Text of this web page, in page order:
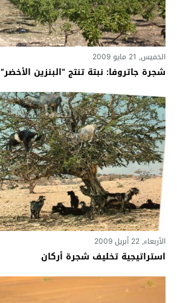
الخميس, 21 مايو 2009
شجرة جاتروفا: نبتة تنتج “البنزين الأخضر”
الأربعاء, 22 أبريل 2009
استراتيجية تخليف شجرة أركان